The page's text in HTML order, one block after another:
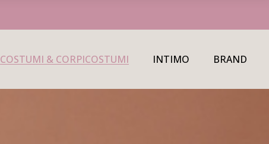
COSTUMI & CORPICOSTUMI INTIMO BRAND